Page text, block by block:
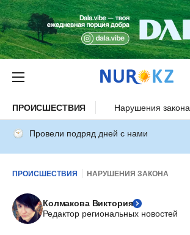
ПРОИСШЕСТВИЯ Нарушения закона
Провели подряд дней с нами
ПРОИСШЕСТВИЯ НАРУШЕНИЯ ЗАКОНА
Колмакова Виктория
Редактор региональных новостей